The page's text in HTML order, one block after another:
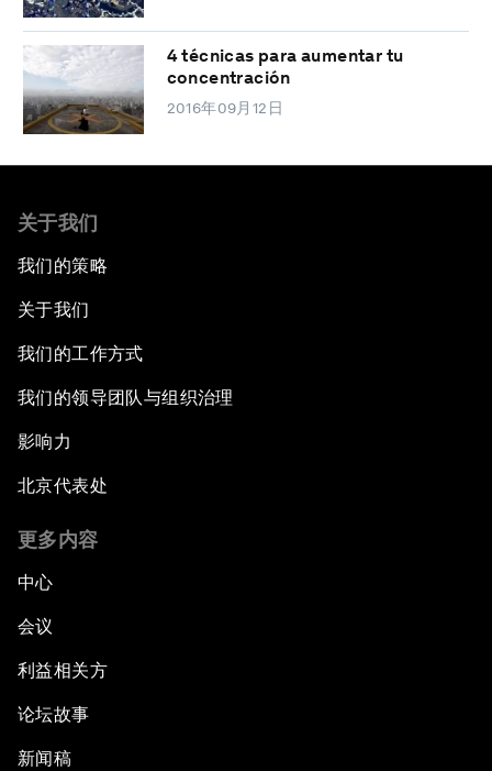
4 técnicas para aumentar tu
concentración
2016年09月12日
关于我们
我们的策略
关于我们
我们的工作方式
我们的领导团队与组织治理
影响力
北京代表处
更多内容
中心
会议
利益相关方
论坛故事
新闻稿